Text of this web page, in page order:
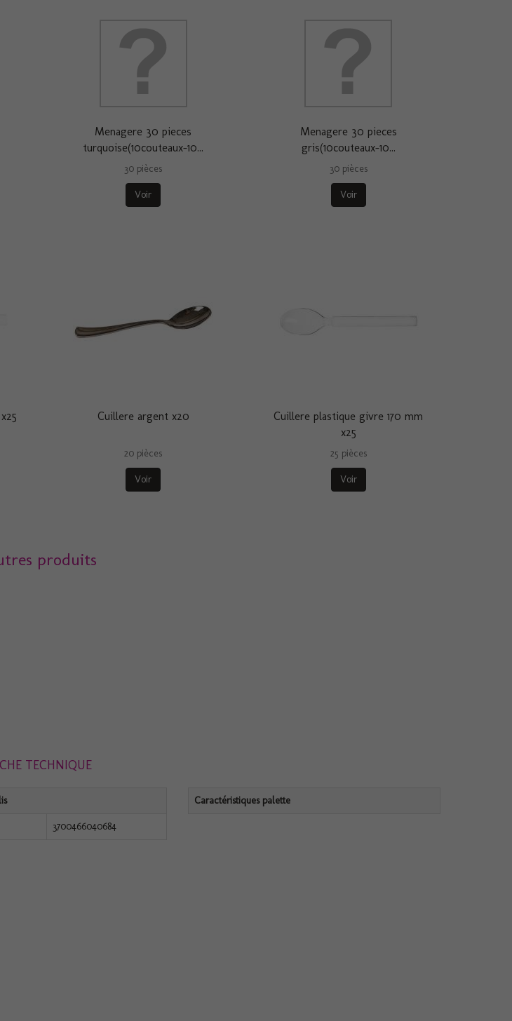
Menagere 30 pieces
turquoise(10couteaux-10...
30 pièces
Voir
Menagere 30 pieces
gris(10couteaux-10...
30 pièces
Voir
Cuillere argent x20
20 pièces
Voir
Cuillere plastique givre 170 mm
x25
25 pièces
Voir
produits
TECHNIQUE
3700466040684
Caractéristiques palette